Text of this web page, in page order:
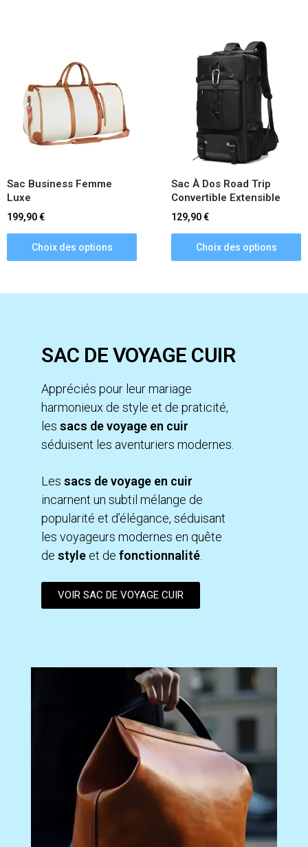
Sac Business Femme
Luxe
199,90€
Choix des options
Sac À Dos Road Trip
Convertible Extensible
129,90€
Choix des options
SAC DE VOYAGE CUIR
Appréciés pour leur mariage
harmonieux de style et de praticité,
les sacs de voyage en cuir
séduisent les aventuriers modernes.
Les sacs de voyage en cuir
incarnent un subtil mélange de
popularité et d’élégance, séduisant
les voyageurs modernes en quête
de style et de fonctionnalité
VOIR SAC DE VOYAGE CUIR